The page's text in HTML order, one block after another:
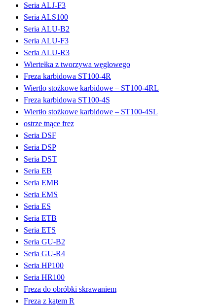
Seria ALJ-F3
Seria ALS100
Seria ALU-B2
Seria ALU-F3
Seria ALU-R3
Wiertełka z tworzywa węglowego
Freza karbidowa ST100-4R
Wiertło stożkowe karbidowe – ST100-4RL
Freza karbidowa ST100-4S
Wiertło stożkowe karbidowe – ST100-4SL
ostrze tnące frez
Seria DSF
Seria DSP
Seria DST
Seria EB
Seria EMB
Seria EMS
Seria ES
Seria ETB
Seria ETS
Seria GU-B2
Seria GU-R4
Seria HP100
Seria HR100
Freza do obróbki skrawaniem
Freza z kątem R